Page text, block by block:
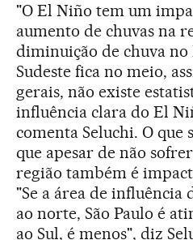
"O El Niño tem um
aumento de chuvas na
diminuição de chuva no
Sudeste fica no meio,
gerais, não existe
influência clara do El
comenta Seluchi. O que
que apesar de não
região também é
"Se a área de influência
ao norte, São Paulo é
ao Sul, é menos", diz